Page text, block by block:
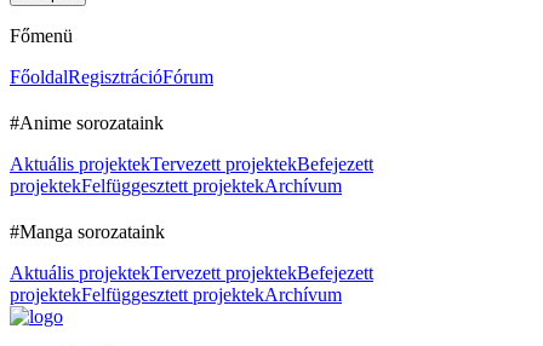
Főmenü
FőoldalRegisztrációFórum
#Anime sorozataink
Aktuális projektekTervezett projektekBefejezett
projektekFelfüggesztett projektekArchívum
#Manga sorozataink
Aktuális projektekTervezett projektekBefejezett
projektekFelfüggesztett projektekArchívum